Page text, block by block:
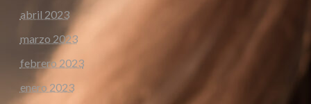
abril 2023
marzo 2023
febrero 2023
enero 2023